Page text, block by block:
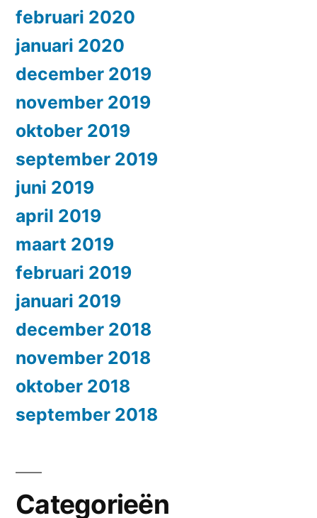
februari 2020
januari 2020
december 2019
november 2019
oktober 2019
september 2019
juni 2019
april 2019
maart 2019
februari 2019
januari 2019
december 2018
november 2018
oktober 2018
september 2018
Categorieën